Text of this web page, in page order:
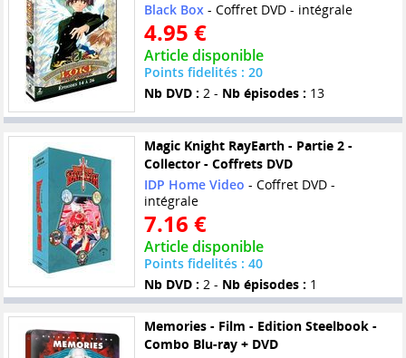
Black Box- Coffret DVD - intégrale
4.95 €
Article disponible
Points fidelités : 20
Nb DVD : 2 - Nb épisodes : 13
Magic Knight RayEarth - Partie 2 -
Collector - Coffrets DVD
IDP Home Video - Coffret DVD -
intégrale
7.16 €
Article disponible
Points fidelités : 40
Nb DVD : 2 - Nb épisodes : 1
Memories - Film - Edition Steelbook -
Combo Blu-ray + DVD